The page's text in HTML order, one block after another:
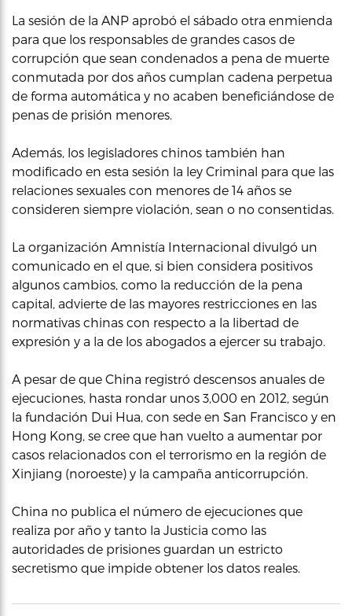
La sesión de la ANP aprobó el sábado otra enmienda
para que los responsables de grandes casos de
corrupción que sean condenados a pena de muerte
conmutada por dos años cumplan cadena perpetua
de forma automática y no acaben beneficiándose de
penas de prisión menores.
Además, los legisladores chinos también han
modificado en esta sesión la ley Criminal para que las
relaciones sexuales con menores de 14 años se
consideren siempre violación, sean o no consentidas.
La organización Amnistía Internacional divulgó un
comunicado en el que, si bien considera positivos
algunos cambios, como la reducción de la pena
capital, advierte de las mayores restricciones en las
normativas chinas con respecto a la libertad de
expresión y a la de los abogados a ejercer su trabajo.
A pesar de que China registró descensos anuales de
ejecuciones, hasta rondar unos 3,000 en 2012, según
la fundación Dui Hua, con sede en San Francisco y en
Hong Kong, se cree que han vuelto a aumentar por
casos relacionados con el terrorismo en la región de
Xinjiang (noroeste) y la campaña anticorrupción.
China no publica el número de ejecuciones que
realiza por año y tanto la Justicia como las
autoridades de prisiones guardan un estricto
secretismo que impide obtener los datos reales.